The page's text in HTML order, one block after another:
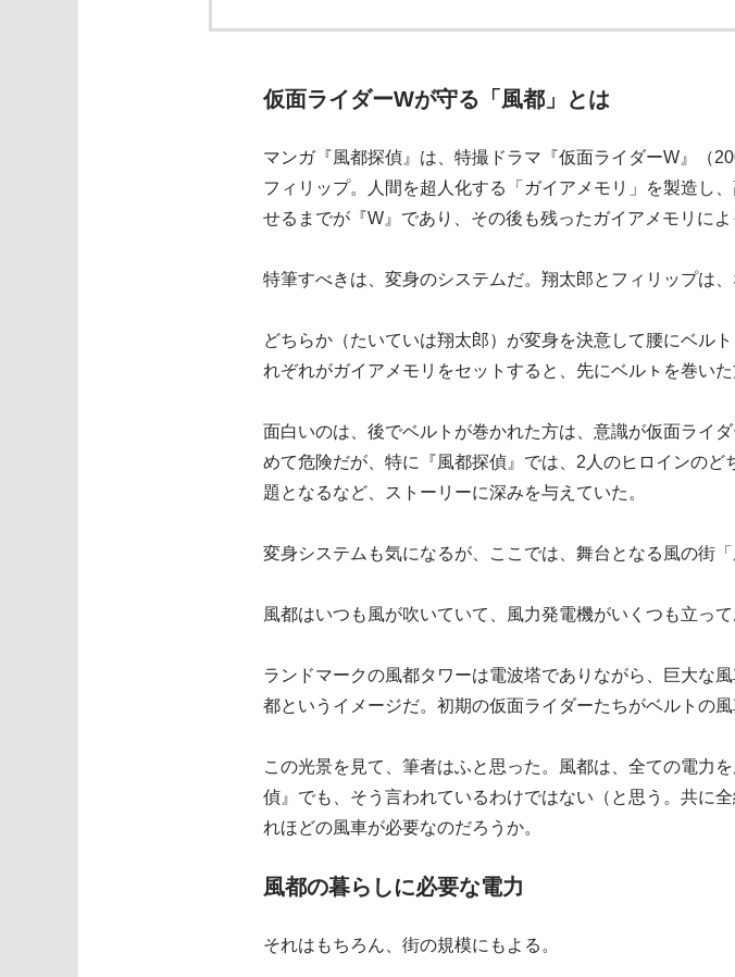
仮面ライダーWが守る「風都」とは
マンガ『風都探偵』は、特撮ドラマ『仮面ライダーW』（
フィリップ。人間を超人化する「ガイアメモリ」を製造し
せるまでが『W』であり、その後も残ったガイアメモリに
特筆すべきは、変身のシステムだ。翔太郎とフィリップは
どちらか（たいていは翔太郎）が変身を決意して腰にベル
れぞれがガイアメモリをセットすると、先にベルㇳを巻い
面白いのは、後でベルトが巻かれた方は、意識が仮面ライ
めて危険だが、特に『風都探偵』では、2人のヒロインの
題となるなど、ストーリーに深みを与えていた。
変身システムも気になるが、ここでは、舞台となる風の街
風都はいつも風が吹いていて、風力発電機がいくつも立っ
ランドマークの風都タワーは電波塔でありながら、巨大な
都というイメージだ。初期の仮面ライダーたちがベルトの
この光景を見て、筆者はふと思った。風都は、全ての電力
偵』でも、そう言われているわけではない（と思う。共に
れほどの風車が必要なのだろうか。
風都の暮らしに必要な電力
それはもちろん、街の規模にもよる。